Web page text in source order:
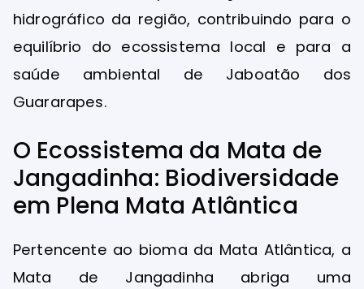
hidrográfico da região, contribuindo para o
equilíbrio do ecossistema local e para a
saúde ambiental de Jaboatão dos
Guararapes.
O Ecossistema da Mata de
Jangadinha: Biodiversidade
em Plena Mata Atlântica
Pertencente ao bioma da Mata Atlântica, a
Mata de Jangadinha abriga uma